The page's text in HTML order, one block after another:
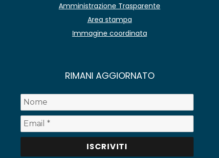
Amministrazione Trasparente
Area stampa
Immagine coordinata
RIMANI AGGIORNATO